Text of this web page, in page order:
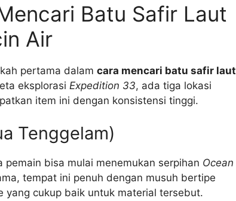
Batu Safir Laut
Air
pertama dalam cara mencari batu safir laut
eksplorasi Expedition 33, ada tiga lokasi
item ini dengan konsistensi tinggi.
Tenggelam)
bisa mulai menemukan serpihan Ocean
tempat ini penuh dengan musuh bertipe
yang cukup baik untuk material tersebut.